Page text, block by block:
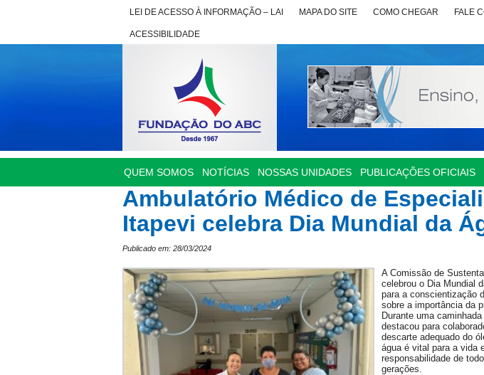
LEI DE ACESSO À INFORMAÇÃO – LAI MAPA DO SITE COMO CHEGAR FALE
ACESSIBILIDADE
QUEM SOMOS NOTÍCIAS NOSSAS UNIDADES PUBLICAÇÕES OFICIAIS
Ambulatório Médico de
Itapevi celebra Dia Mundial da
Publicado em: 28/03/2024
A Comissão de
celebrou o Dia Mundial
para a conscientização
sobre a importância da
Durante uma
destacou para
descarte adequado do
água é vital para a vida
responsabilidade de
gerações.